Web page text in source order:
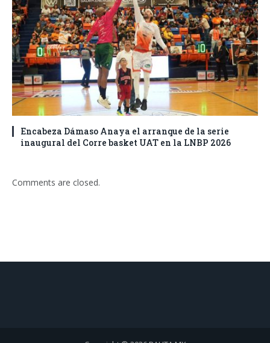
Encabeza Dámaso Anaya el arranque de la serie
inaugural del Corre basket UAT en la LNBP 2026
Comments are closed.